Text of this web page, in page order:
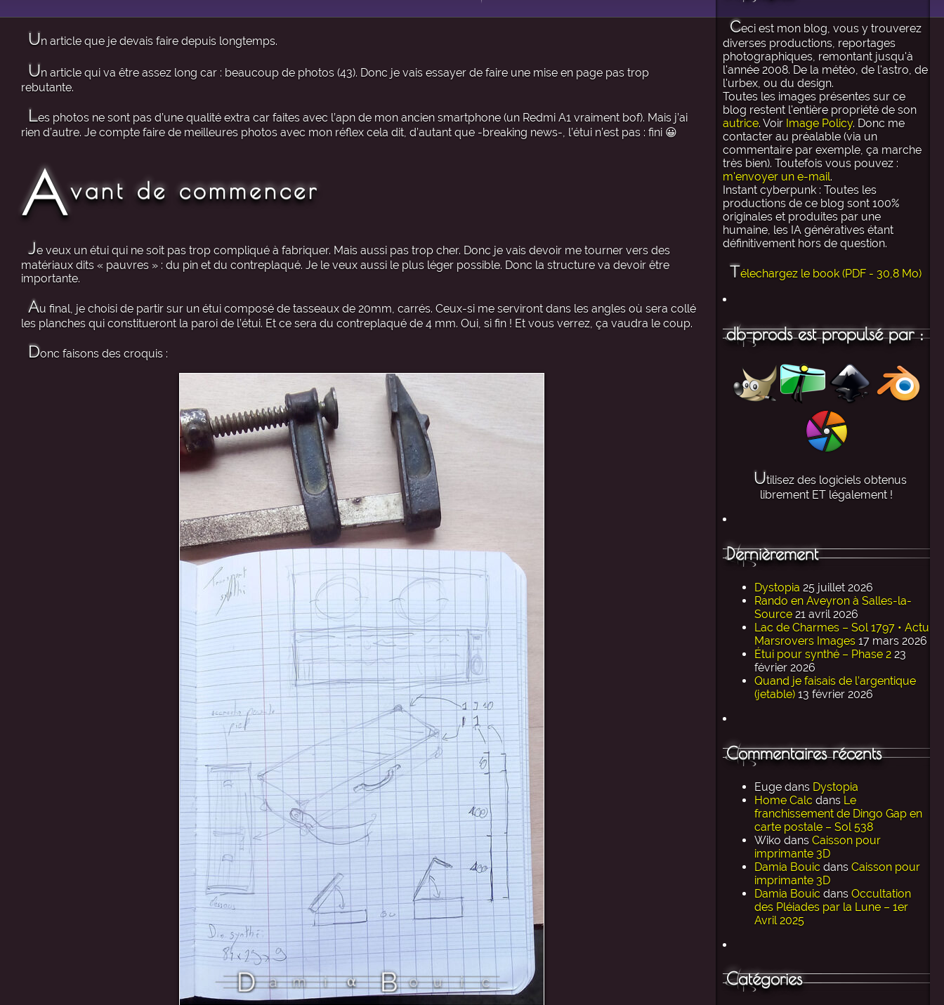
Ceci est mon blog, vous y trouverez
diverses productions, reportages
photographiques, remontant jusqu'à
l'année 2008. De la météo, de l'astro, de
l'urbex, ou du design.
Toutes les images présentes sur ce
blog restent l'entière propriété de son
autrice. Voir Image Policy. Donc me
contacter au préalable (via un
commentaire par exemple, ça marche
très bien). Toutefois vous pouvez :
m'envoyer un e-mail.
Instant cyberpunk : Toutes les
productions de ce blog sont 100%
originales et produites par une
humaine, les IA génératives étant
définitivement hors de question.
Télechargez le book (PDF - 30,8 Mo)
db-prods est propulsé par :
Utilisez des logiciels obtenus
librement ET légalement !
Dernièrement
Dystopia 25 juillet 2026
Rando en Aveyron à Salles-la-
Source 21 avril 2026
Lac de Charmes – Sol 1797 • Actu
Marsrovers Images 17 mars 2026
Étui pour synthé – Phase 2 23
février 2026
Quand je faisais de l’argentique
(jetable) 13 février 2026
Commentaires récents
Euge dans Dystopia
Home Calc dans Le
franchissement de Dingo Gap en
carte postale – Sol 538
Wiko dans Caisson pour
imprimante 3D
Damia Bouic dans Caisson pour
imprimante 3D
Damia Bouic dans Occultation
des Pléiades par la Lune – 1er
Avril 2025
Catégories
Un article que je devais faire depuis longtemps.
Un article qui va être assez long car : beaucoup de photos (43). Donc je vais essayer de faire une mise en page pas trop
rebutante.
Les photos ne sont pas d’une qualité extra car faites avec l’apn de mon ancien smartphone (un Redmi A1 vraiment bof). Mais j’ai
rien d’autre. Je compte faire de meilleures photos avec mon réflex cela dit, d’autant que -breaking news-, l’étui n’est pas : fini 😀
Avant de commencer
Je veux un étui qui ne soit pas trop compliqué à fabriquer. Mais aussi pas trop cher. Donc je vais devoir me tourner vers des
matériaux dits « pauvres » : du pin et du contreplaqué. Je le veux aussi le plus léger possible. Donc la structure va devoir être
importante.
Au final, je choisi de partir sur un étui composé de tasseaux de 20mm, carrés. Ceux-si me serviront dans les angles où sera collé
les planches qui constitueront la paroi de l’étui. Et ce sera du contreplaqué de 4 mm. Oui, si fin ! Et vous verrez, ça vaudra le coup.
Donc faisons des croquis :